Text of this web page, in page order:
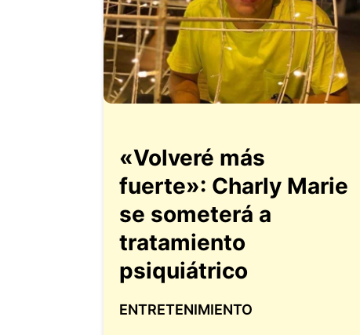
«Volveré más
fuerte»: Charly Marie
se someterá a
tratamiento
psiquiátrico
ENTRETENIMIENTO